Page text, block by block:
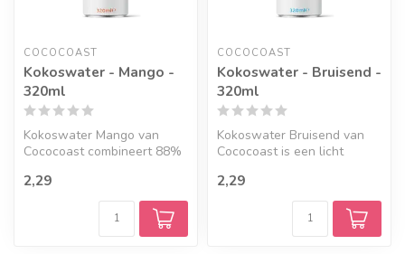
COCOCOAST
Kokoswater - Mango -
320ml
Kokoswater Mango van
Cococoast combineert 88%
mangosap, ...
2,29
COCOCOAST
Kokoswater - Bruisend -
320ml
Kokoswater Bruisend van
Cococoast is een licht
van 99%...
2,29